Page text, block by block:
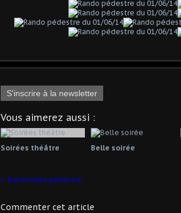
S'inscrire à la newsletter
Vous aimerez aussi :
Soirées théâtre
Belle soirée
Randonnée pédestre
Commenter cet article